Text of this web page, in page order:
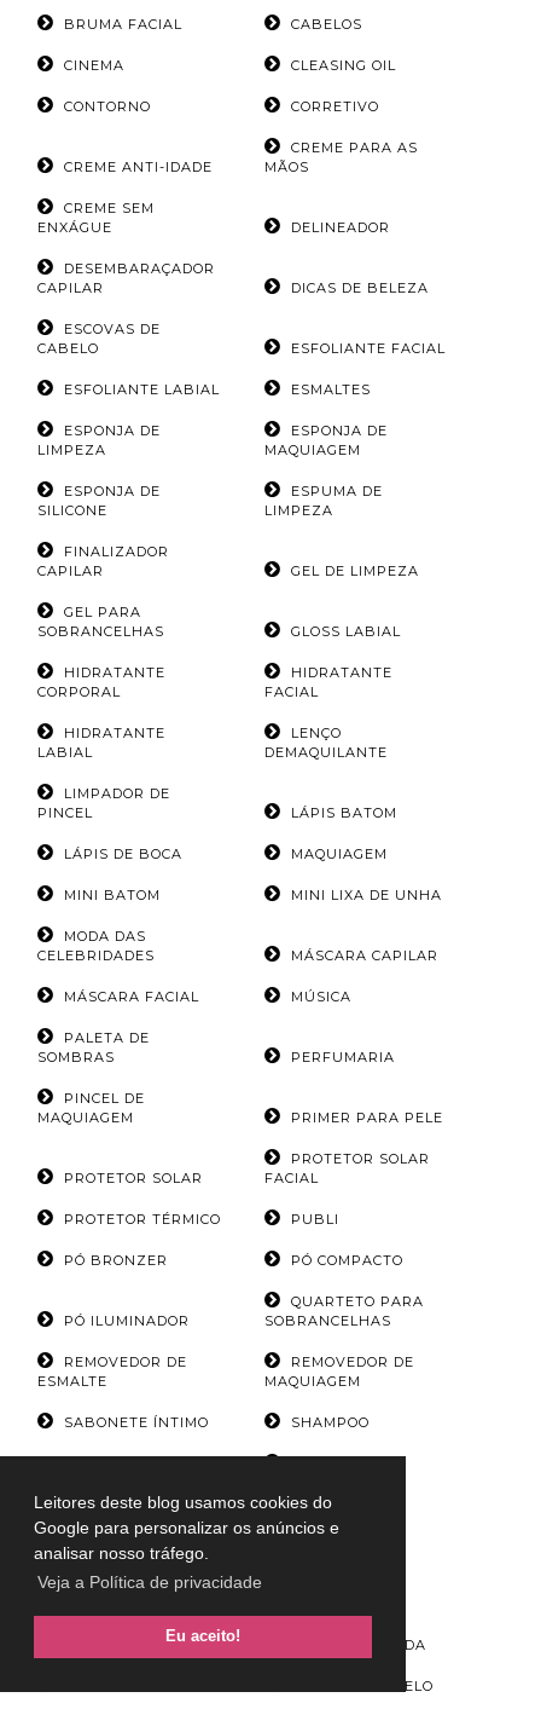
Leitores deste blog usamos cookies do
Google para personalizar os anúncios e
analisar nosso tráfego.
Veja a Política de privacidade
Eu aceito!
BRUMA FACIAL CABELOS
CINEMA CLEASING OIL
CONTORNO CORRETIVO
CREME ANTI-IDADE
CREME PARA AS
MÃOS
CREME SEM
ENXÁGUE
DELINEADOR
DESEMBARAÇADOR
CAPILAR
DICAS DE BELEZA
ESCOVAS DE
CABELO
ESFOLIANTE FACIAL
ESFOLIANTE LABIAL ESMALTES
ESPONJA DE
LIMPEZA
ESPONJA DE
MAQUIAGEM
ESPONJA DE
SILICONE
ESPUMA DE
LIMPEZA
FINALIZADOR
CAPILAR
GEL DE LIMPEZA
GEL PARA
SOBRANCELHAS
GLOSS LABIAL
HIDRATANTE
CORPORAL
HIDRATANTE
FACIAL
HIDRATANTE
LABIAL
LENÇO
DEMAQUILANTE
LIMPADOR DE
PINCEL
LÁPIS BATOM
LÁPIS DE BOCA MAQUIAGEM
MINI BATOM MINI LIXA DE UNHA
MODA DAS
CELEBRIDADES
MÁSCARA CAPILAR
MÁSCARA FACIAL MÚSICA
PALETA DE
SOMBRAS
PERFUMARIA
PINCEL DE
MAQUIAGEM
PRIMER PARA PELE
PROTETOR SOLAR
PROTETOR SOLAR
FACIAL
PROTETOR TÉRMICO PUBLI
PÓ BRONZER PÓ COMPACTO
PÓ ILUMINADOR
QUARTETO PARA
SOBRANCELHAS
REMOVEDOR DE
ESMALTE
REMOVEDOR DE
MAQUIAGEM
SABONETE ÍNTIMO SHAMPOO
SHAMPOO E
CONDICIONADOR
SOMBRA COMPACTA
SOMBRA LÍQUIDA
SPRAY DE CABELO